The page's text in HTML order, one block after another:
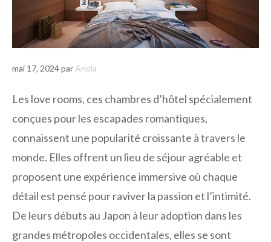
mai 17, 2024par Anola
Les love rooms, ces chambres d’hôtel spécialement
conçues pour les escapades romantiques,
connaissent une popularité croissante à travers le
monde. Elles offrent un lieu de séjour agréable et
proposent une expérience immersive où chaque
détail est pensé pour raviver la passion et l’intimité.
De leurs débuts au Japon à leur adoption dans les
grandes métropoles occidentales, elles se sont